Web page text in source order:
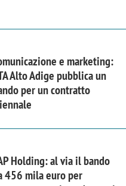
e marketing:
Alto Adige pubblica un
per un contratto
Holding: al via il bando
456 mila euro per